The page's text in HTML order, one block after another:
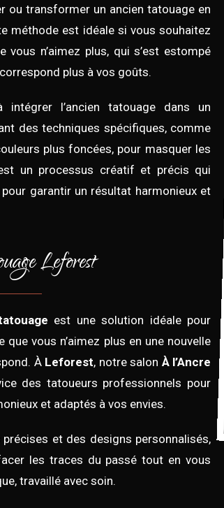
ou transformer un ancien tatouage en
méthode est idéale si vous souhaitez
vous n’aimez plus, qui s’est estompé
plus à vos goûts.
intégrer l’ancien tatouage dans un
des techniques spécifiques, comme
plus foncées, pour masquer les
un processus créatif et précis qui
garantir un résultat harmonieux et
Leforest
est une solution idéale pour
vous n’aimez plus en une nouvelle
À Leforest, notre salon À l’Ancre
des tatoueurs professionnels pour
et adaptés à vos envies.
et des designs personnalisés,
les traces du passé tout en vous
travaillé avec soin.